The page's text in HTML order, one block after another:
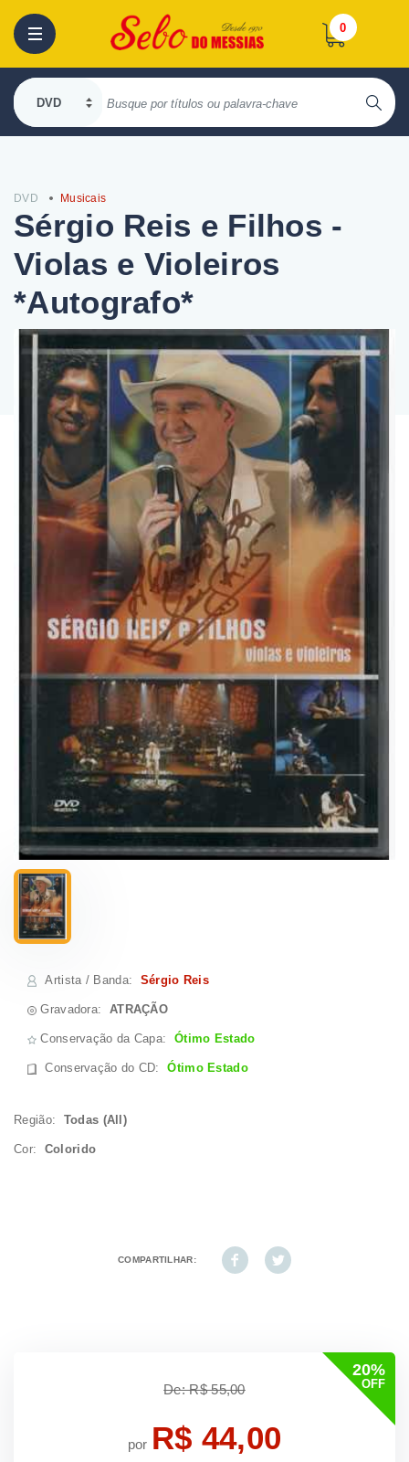
0
DVD Musicais
Sérgio Reis e Filhos -
Violas e Violeiros
*Autografo*
Artista / Banda: Sérgio Reis
Gravadora: ATRAÇÃO
Conservação da Capa: Ótimo Estado
Conservação do CD:Ótimo Estado
Região: Todas (All)
Cor: Colorido
COMPARTILHAR:
20%
OFF
De: R$ 55,00
por R$ 44,00